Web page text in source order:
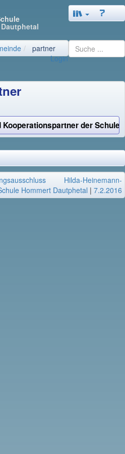
partner
Login
der Schule
Hilda-Heinemann-
Hommert Dautphetal | 7.2.2016